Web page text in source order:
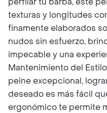
texturas y longitudes
finamente elaborados
nudos sin esfuerzo,
impecable y una
Mantenimiento del
peine excepcional,
deseado es más fácil
ergonómico te permite